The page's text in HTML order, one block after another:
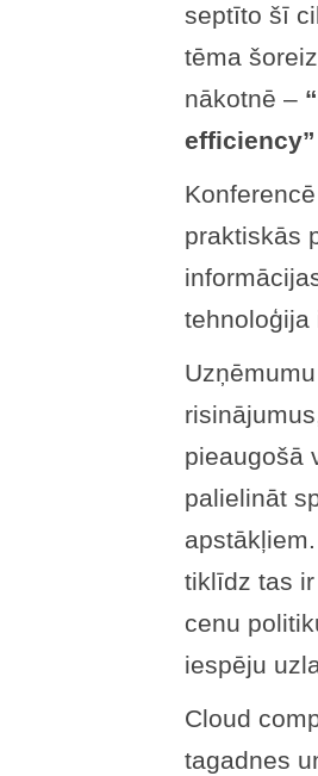
septīto šī
tēma
nākotnē –
efficiency”
praktiskās
tehnoloģija
pieaugošā
palielināt
tiklīdz tas ir
cenu
iespēju
Cloud
tagadnes